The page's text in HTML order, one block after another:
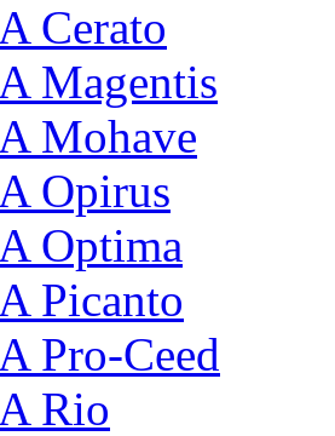
Cerato
Magentis
Mohave
Opirus
Optima
Picanto
Pro-Ceed
Rio